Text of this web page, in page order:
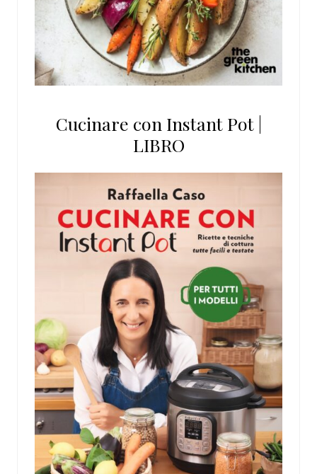
Cucinare con Instant Pot |
LIBRO